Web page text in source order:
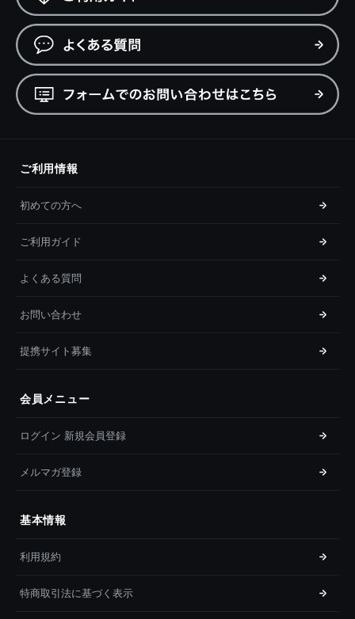
ご利用情報
初めての方へ
ご利用ガイド
よくある質問
お問い合わせ
提携サイト募集
会員メニュー
ログイン 新規会員登録
メルマガ登録
基本情報
利用規約
特商取引法に基づく表示